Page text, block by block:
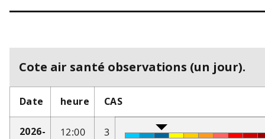
Cote air santé observations (un jour).
Date heure CAS
2026-
12:00
3